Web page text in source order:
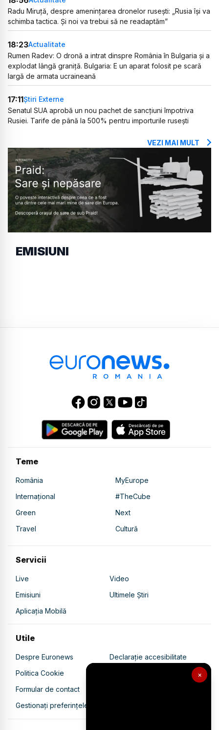
×
Radu Miruță, despre amenințarea dronelor rusești: „Rusia își va
schimba tactica. Și noi va trebui să ne readaptăm”
18:23Actualitate
Rumen Radev: O dronă a intrat dinspre România în Bulgaria și a
explodat lângă graniță. Bulgaria: E un aparat folosit pe scară
largă de armata ucraineană
17:11Știri Externe
Senatul SUA aprobă un nou pachet de sancțiuni împotriva
Rusiei. Tarife de până la 500% pentru importurile rusești
VEZI MAI MULT
EMISIUNI
Teme
România
MyEurope
Internațional
#TheCube
Green
Next
Travel
Cultură
Servicii
Live
Video
Emisiuni
Ultimele Știri
Aplicația Mobilă
Utile
Despre Euronews
Declarație accesibilitate
Politica Cookie
Politica de confidențialitate
Formular de contact
Gestionați preferințele